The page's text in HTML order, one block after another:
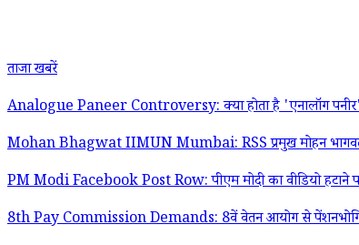
ताजा खबरें
Analogue Paneer Controversy: क्या होता है 'एनालॉग
Mohan Bhagwat IIMUN Mumbai: RSS प्रमुख मोहन
PM Modi Facebook Post Row: पीएम मोदी का वीडियो हटाने
8th Pay Commission Demands: 8वें वेतन आयोग से पेंशनभोगियों